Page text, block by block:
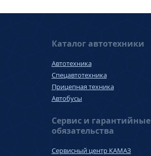
Каталог автотехники
Автотехника
Спецавтотехника
Прицепная техника
Автобусы
Сервис и гарантийные
обязательства
Сервисный центр КАМАЗ